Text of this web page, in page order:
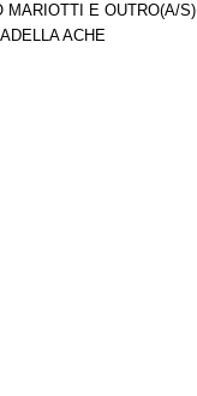
MARIOTTI E OUTRO(A/S)
ACHE